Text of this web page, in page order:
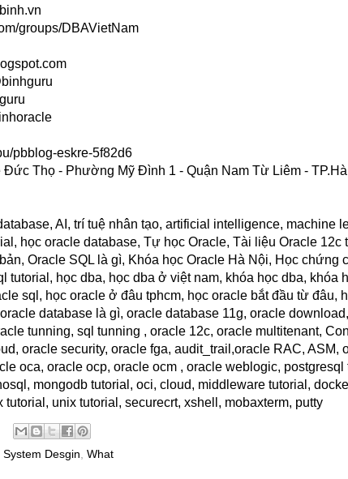
groups/DBAVietNam
pbblog-eskre-5f82d6
Đức Thọ - Phường Mỹ Đình 1 - Quận Nam Từ Liêm -
AI, trí tuệ nhân tạo, artificial intelligence, machine
học oracle database, Tự học Oracle, Tài liệu Oracle
Oracle SQL là gì, Khóa học Oracle Hà Nội, Học chứng
tutorial, học dba, học dba ở việt nam, khóa học dba, khóa
sql, học oracle ở đâu tphcm, học oracle bắt đầu từ đâu,
database là gì, oracle database 11g, oracle
tunning, sql tunning , oracle 12c, oracle multitenant,
oracle security, oracle fga, audit_trail,oracle RAC, ASM,
oca, oracle ocp, oracle ocm , oracle weblogic, postgresql
mongodb tutorial, oci, cloud, middleware tutorial,
unix tutorial, securecrt, xshell, mobaxterm, putty
System Desgin, What